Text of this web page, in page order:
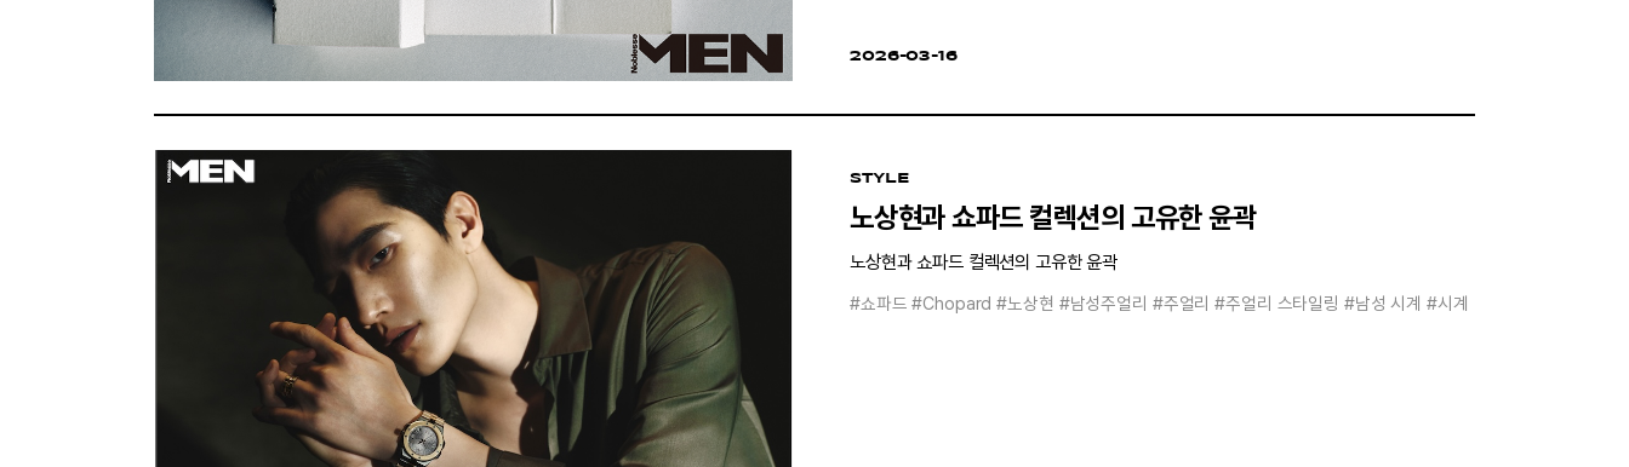
2026-03-16
STYLE
노상현과 쇼파드 컬렉션의 고유한 윤곽
노상현과 쇼파드 컬렉션의 고유한 윤곽
#쇼파드 #Chopard #노상현 #남성주얼리 #주얼리 #주얼리 스타일링 #남성 시계 #시계